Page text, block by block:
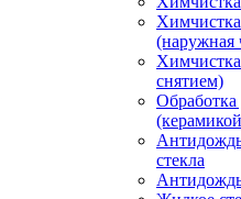
(наружная
снятием)
Обработка
стекла